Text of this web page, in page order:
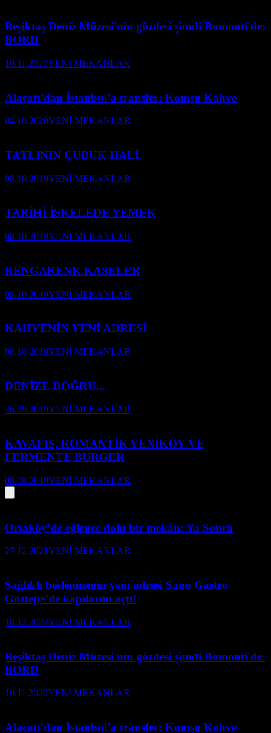
Beşiktaş Deniz Müzesi'nin gözdesi şimdi Bomonti'de:
BORD
10.11.2020YENİ MEKANLAR
Alaçatı’dan İstanbul’a transfer: Komşu Kahve
04.10.2020YENİ MEKANLAR
TATLININ ÇUBUK HALİ
08.10.2019YENİ MEKANLAR
TARİHİ İSKELEDE YEMEK
08.10.2019YENİ MEKANLAR
RENGARENK KASELER
08.10.2019YENİ MEKANLAR
KAHVENİN YENİ ADRESİ
08.10.2019YENİ MEKANLAR
DENİZE DOĞRU...
26.09.2019YENİ MEKANLAR
KAVAFIS, ROMANTİK YENİKÖY VE
FERMENTE BURGER
08.08.2019YENİ MEKANLAR
Ortaköy’de eğlence dolu bir mekân: Ya Sonra
27.12.2021YENİ MEKANLAR
Sağlıklı beslenmenin yeni adresi Sano Gastro
Göztepe’de kapılarını açtı!
18.12.2024YENİ MEKANLAR
Beşiktaş Deniz Müzesi'nin gözdesi şimdi Bomonti'de:
BORD
10.11.2020YENİ MEKANLAR
Alaçatı’dan İstanbul’a transfer: Komşu Kahve